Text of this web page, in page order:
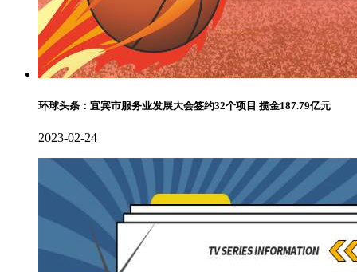
环球头条：宜宾市服务业发展大会签约32个项目 揽金187.79亿元
2023-02-24